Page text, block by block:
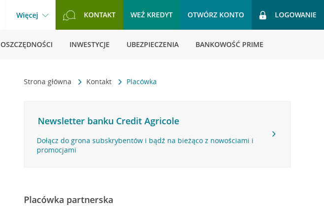
Więcej KONTAKT WEŹ KREDYT OTWÓRZ KONTO LOGOWANIE
OSZCZĘDNOŚCI INWESTYCJE UBEZPIECZENIA BANKOWOŚĆ PRIME
Strona główna Kontakt Placówka
Newsletter banku Credit Agricole
Dołącz do grona subskrybentów i bądź na bieżąco z nowościami i
promocjami
Placówka partnerska